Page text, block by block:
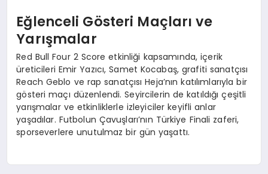
Eğlenceli Gösteri Maçları ve
Yarışmalar
Red Bull Four 2 Score etkinliği kapsamında, içerik
üreticileri Emir Yazıcı, Samet Kocabaş, grafiti sanatçısı
Reach Geblo ve rap sanatçısı Heja’nın katılımlarıyla bir
gösteri maçı düzenlendi. Seyircilerin de katıldığı çeşitli
yarışmalar ve etkinliklerle izleyiciler keyifli anlar
yaşadılar. Futbolun Çavuşları’nın Türkiye Finali zaferi,
sporseverlere unutulmaz bir gün yaşattı.